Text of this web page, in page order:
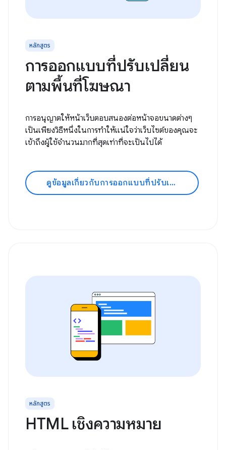
หลักสูตร
การออกแบบที่ปรับเปลี่ยน
ตามพื้นที่โฆษณา
การอนุญาตให้หน้าเว็บตอบสนองต่อหน้าจอขนาดต่างๆ
เป็นเพียงวิธีหนึ่งในการทำให้แน่ใจว่าเว็บไซต์ของคุณจะ
เข้าถึงผู้ใช้จำนวนมากที่สุดเท่าที่จะเป็นไปได้
ดูข้อมูลเกี่ยวกับการออกแบบที่ปรับเปลี่ยนตามอุปกรณ์
หลักสูตร
HTML เชิงความหมาย